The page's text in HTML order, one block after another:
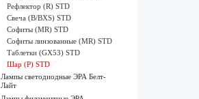
Рефлектор (R) STD
Свеча (B/BXS) STD
Софиты (MR) STD
Софиты линзованные (MR) STD
Таблетки (GX53) STD
Шар (P) STD
Лампы светодиодные ЭРА Белт-
Лайт